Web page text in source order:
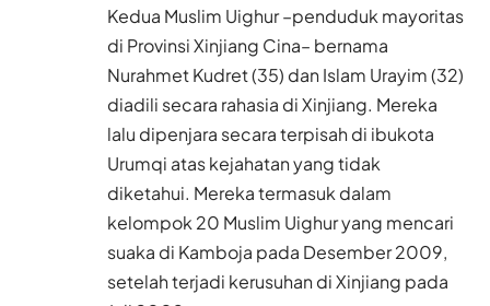
Kedua Muslim Uighur –penduduk mayoritas
di Provinsi Xinjiang Cina– bernama
Nurahmet Kudret (35) dan Islam Urayim (32)
diadili secara rahasia di Xinjiang. Mereka
lalu dipenjara secara terpisah di ibukota
Urumqi atas kejahatan yang tidak
diketahui. Mereka termasuk dalam
kelompok 20 Muslim Uighur yang mencari
suaka di Kamboja pada Desember 2009,
setelah terjadi kerusuhan di Xinjiang pada